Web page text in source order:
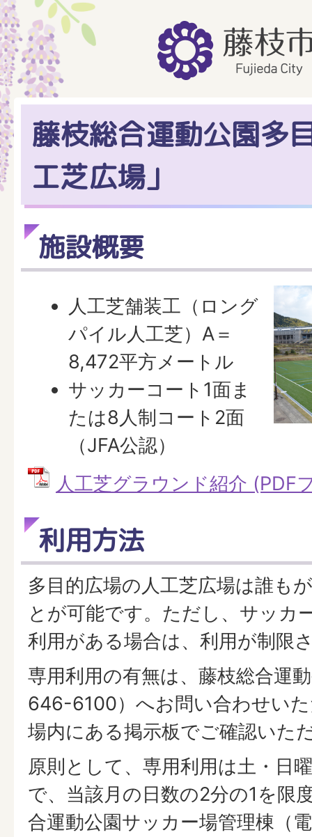
藤枝総合運動公園多
工芝広場」
施設概要
人工芝舗装工（ロング
パイル人工芝）A＝
8,472平方メートル
サッカーコート1面ま
たは8人制コート2面
（JFA公認）
人工芝グラウンド紹介 (PDF
利用方法
多目的広場の人工芝広場は誰も
とが可能です。ただし、サッカ
利用がある場合は、利用が制限
専用利用の有無は、藤枝総合運
646-6100）へお問い合わせい
場内にある掲示板でご確認いた
原則として、専用利用は土・日
で、当該月の日数の2分の1を限
合運動公園サッカー場管理棟（